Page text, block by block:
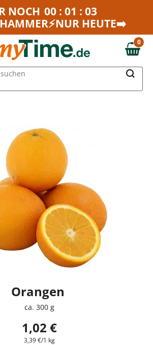
NOCH 00 : 01 : 03
HEUTE➡️
0,00 €
0
Orangen
ca. 300 g
1,02 €
3,39 €/1 kg